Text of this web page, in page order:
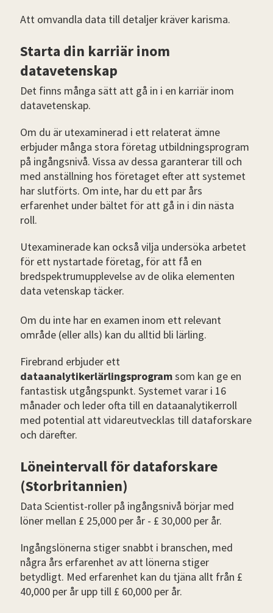
Att omvandla data till detaljer kräver karisma.
Starta din karriär inom
datavetenskap
Det finns många sätt att gå in i en karriär inom
datavetenskap.
Om du är utexaminerad i ett relaterat ämne
erbjuder många stora företag utbildningsprogram
på ingångsnivå. Vissa av dessa garanterar till och
med anställning hos företaget efter att systemet
har slutförts. Om inte, har du ett par års
erfarenhet under bältet för att gå in i din nästa
roll.
Utexaminerade kan också vilja undersöka arbetet
för ett nystartade företag, för att få en
bredspektrumupplevelse av de olika elementen
data vetenskap täcker.
Om du inte har en examen inom ett relevant
område (eller alls) kan du alltid bli lärling.
Firebrand erbjuder ett
dataanalytikerlärlingsprogramsom kan ge en
fantastisk utgångspunkt. Systemet varar i 16
månader och leder ofta till en dataanalytikerroll
med potential att vidareutvecklas till dataforskare
och därefter.
Löneintervall för dataforskare
(Storbritannien)
Data Scientist-roller på ingångsnivå börjar med
löner mellan £ 25,000 per år - £ 30,000 per år.
Ingångslönerna stiger snabbt i branschen, med
några års erfarenhet av att lönerna stiger
betydligt. Med erfarenhet kan du tjäna allt från £
40,000 per år upp till £ 60,000 per år.